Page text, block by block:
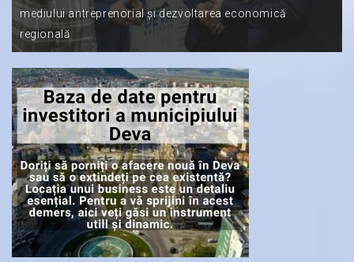
mediului antreprenorial și dezvoltarea economică
regională